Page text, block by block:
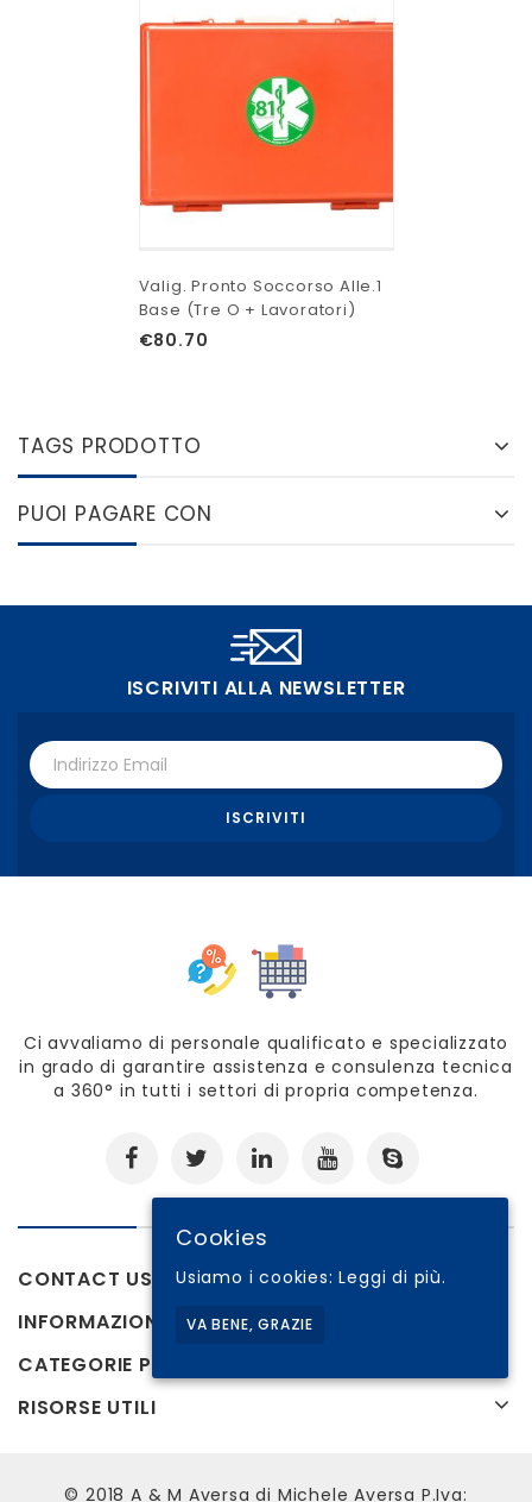
Valig. Pronto Soccorso Alle.1
Base (tre O + Lavoratori)
€80.70
TAGS PRODOTTO
PUOI PAGARE CON
ISCRIVITI ALLA NEWSLETTER
Ci avvaliamo di personale qualificato e specializzato
in grado di garantire assistenza e consulenza tecnica
a 360° in tutti i settori di propria competenza.
CONTACT US
INFORMAZIONI
CATEGORIE PRODOTTI
RISORSE UTILI
© 2018 A & M Aversa di Michele Aversa P.Iva:
Cookies
Usiamo i cookies:Leggi di più.
VA BENE, GRAZIE